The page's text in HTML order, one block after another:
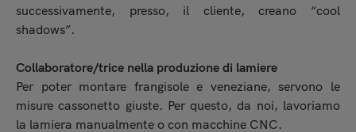
successivamente, presso, il cliente, creano “cool
shadows”.
Collaboratore/trice nella produzione di lamiere
Per poter montare frangisole e veneziane, servono le
misure cassonetto giuste. Per questo, da noi, lavoriamo
la lamiera manualmente o con macchine CNC.